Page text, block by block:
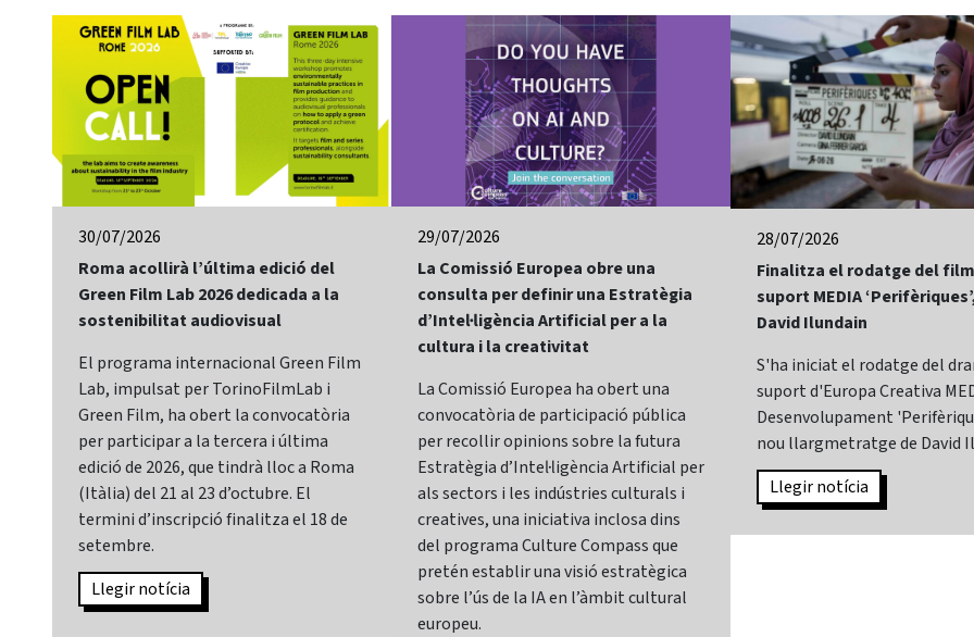
30/07/2026
Roma acollirà l’última edició del
Green Film Lab 2026 dedicada a la
sostenibilitat audiovisual
El programa internacional Green Film
Lab, impulsat per TorinoFilmLab i
Green Film, ha obert la convocatòria
per participar a la tercera i última
edició de 2026, que tindrà lloc a Roma
(Itàlia) del 21 al 23 d’octubre. El
termini d’inscripció finalitza el 18 de
setembre.
Llegir notícia
29/07/2026
La Comissió Europea obre una
consulta per definir una Estratègia
d’Intel·ligència Artificial per a la
cultura i la creativitat
La Comissió Europea ha obert una
convocatòria de participació pública
per recollir opinions sobre la futura
Estratègia d’Intel·ligència Artificial per
als sectors i les indústries culturals i
creatives, una iniciativa inclosa dins
del programa Culture Compass que
pretén establir una visió estratègica
sobre l’ús de la IA en l’àmbit cultural
europeu.
28/07/2026
Finalitza el rodatge del
suport MEDIA
David Ilundain
S'ha iniciat el rodatge del
suport d'Europa Creativa
Desenvolupament
nou llargmetratge de David
Llegir notícia